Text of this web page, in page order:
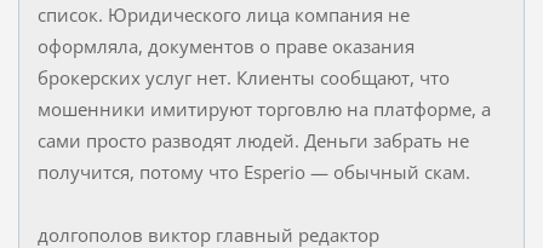
список. Юридического лица компания не
оформляла, документов о праве оказания
брокерских услуг нет. Клиенты сообщают, что
мошенники имитируют торговлю на платформе, а
сами просто разводят людей. Деньги забрать не
получится, потому что Esperio — обычный скам.
долгополов виктор главный редактор